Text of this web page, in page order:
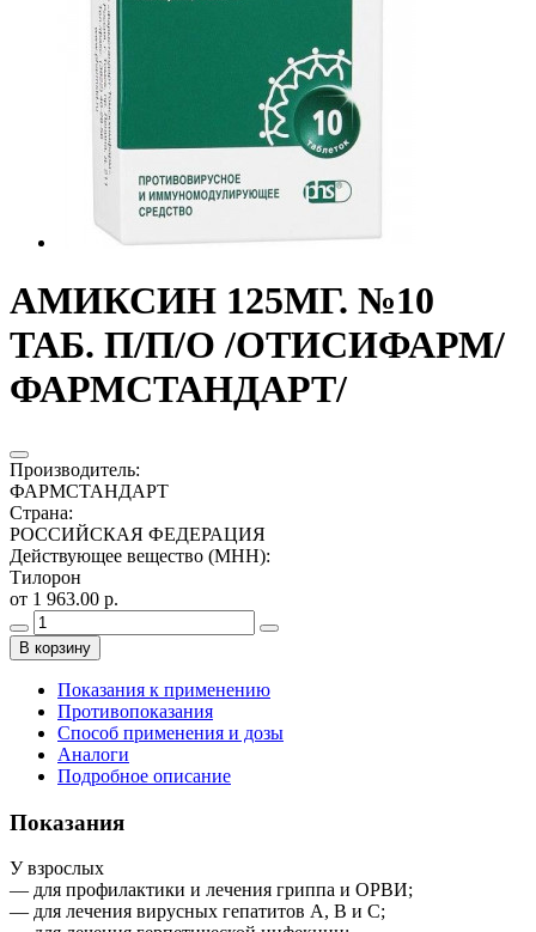
АМИКСИН 125МГ. №10
ТАБ. П/П/О /ОТИСИФАРМ/
ФАРМСТАНДАРТ/
Производитель:
ФАРМСТАНДАРТ
Страна:
РОССИЙСКАЯ ФЕДЕРАЦИЯ
Действующее вещество (МНН):
Тилорон
от 1 963.00 р.
В корзину
Показания к применению
Противопоказания
Способ применения и дозы
Аналоги
Подробное описание
Показания
У взрослых
— для профилактики и лечения гриппа и ОРВИ;
— для лечения вирусных гепатитов А, В и С;